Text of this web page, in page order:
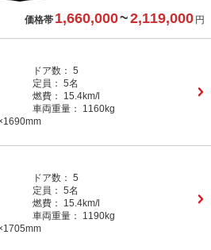
価格帯 1,660,000~2,119,000 円
ドア数： 5
定員： 5名
燃費：
15.4km/l
車両重量：
1160kg
ドア数： 5
定員： 5名
燃費：
15.4km/l
車両重量：
1190kg